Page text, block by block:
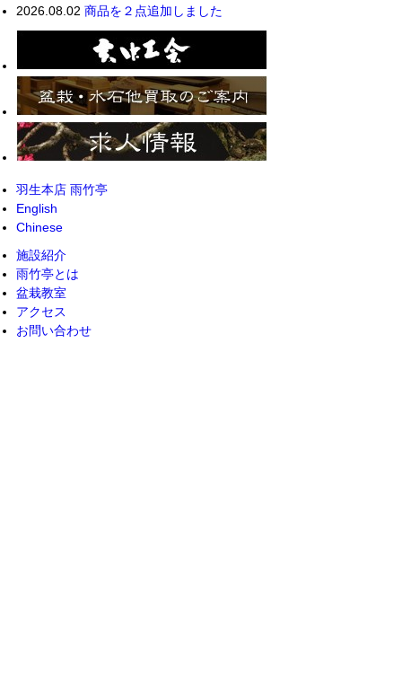
2026.08.02 商品を２点追加しました
羽生本店 雨竹亭
English
Chinese
施設紹介
雨竹亭とは
盆栽教室
アクセス
お問い合わせ